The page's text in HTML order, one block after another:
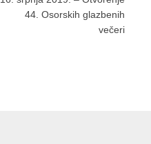
44. Osorskih glazbenih
večeri